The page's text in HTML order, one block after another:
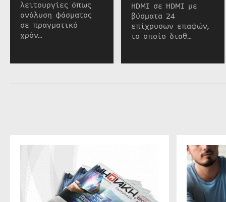
λειτουργίες όπως
ανάλυση φάσματος
σε πραγματικό
χρόν…
HDMI σε HDMI με
βύσματα 24
επίχρυσων επαφών,
το οποίο διαθ…